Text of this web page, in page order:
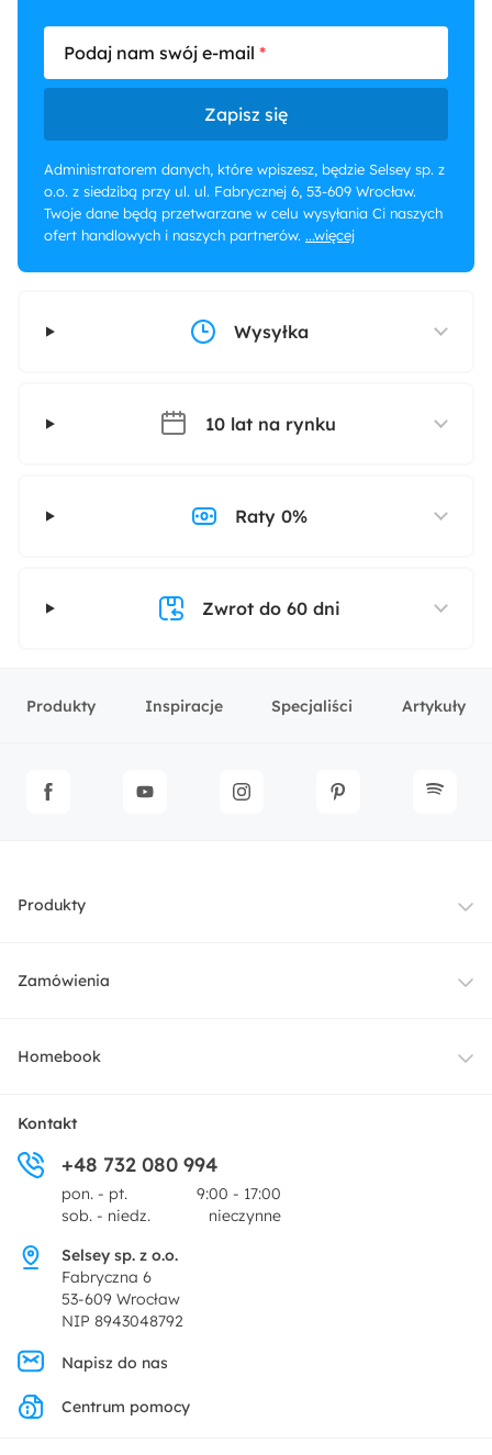
Podaj nam swój e-mail
Zapisz się
Administratorem danych, które wpiszesz, będzie Selsey sp. z
o.o. z siedzibą przy ul. ul. Fabrycznej 6, 53-609 Wrocław.
Twoje dane będą przetwarzane w celu wysyłania Ci naszych
ofert handlowych i naszych partnerów. ...więcej
Wysyłka
10 lat na rynku
Raty 0%
Zwrot do 60 dni
Produkty Inspiracje Specjaliści Artykuły
Produkty
Meble
Dekoracje i akcesoria
Promocje
Zamówienia
Dostawa
Zwroty
Pytania i odpowiedzi
Homebook
O nas
Centrum prasowe
Regulamin
Polityka prywatności
Ustawienia prywatności
Kontakt
+48 732 080 994
pon. - pt.
9:00 - 17:00
sob. - niedz.
nieczynne
Selsey sp. z o.o.
Fabryczna 6
53-609 Wrocław
NIP 8943048792
Napisz do nas
Centrum pomocy